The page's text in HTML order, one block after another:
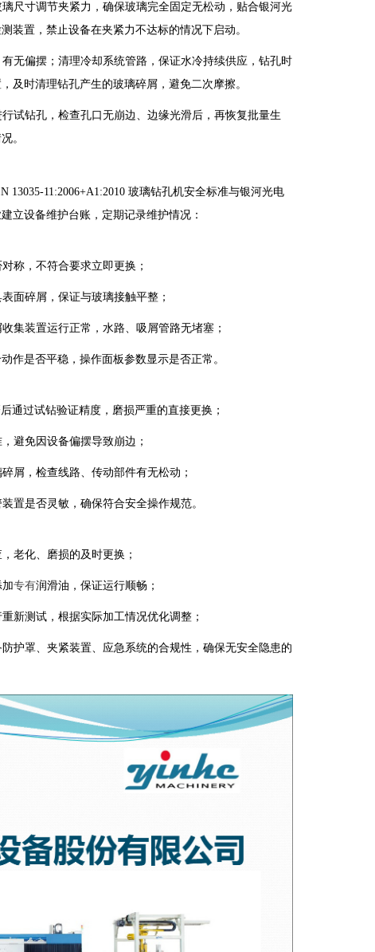
尺寸调节夹紧力，确保玻璃完全固定无松动，贴合银河光
装置，禁止设备在夹紧力不达标的情况下启动。
无偏摆；清理冷却系统管路，保证水冷持续供应，钻孔时
及时清理钻孔产生的玻璃碎屑，避免二次摩擦。
试钻孔，检查孔口无崩边、边缘光滑后，再恢复批量生
。
11:2006+A1:2010 玻璃钻孔机安全标准与银河光电
立设备维护台账，定期记录维护情况：
称，不符合要求立即更换；
面碎屑，保证与玻璃接触平整；
集装置运行正常，水路、吸屑管路无堵塞；
作是否平稳，操作面板参数显示是否正常。
通过试钻验证精度，磨损严重的直接更换；
避免因设备偏摆导致崩边；
屑，检查线路、传动部件有无松动；
置是否灵敏，确保符合安全操作规范。
老化、磨损的及时更换；
专有润滑油，保证运行顺畅；
新测试，根据实际加工情况优化调整；
护罩、夹紧装置、应急系统的合规性，确保无安全隐患的